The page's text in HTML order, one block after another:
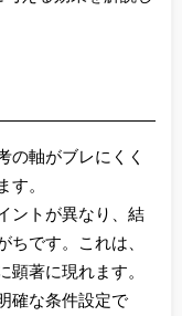
の軸がブレにくく
す。
ントが異なり、結
ちです。これは、
顕著に現れます。
確な条件設定で